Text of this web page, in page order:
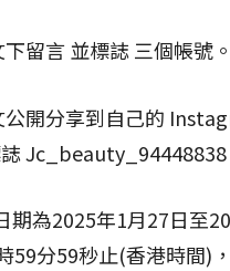
下留言 並標誌 三個帳號。
公開分享到自己的
Jc_beauty_94448838
期為2025年1月27日至
59分59秒止(香港時間)